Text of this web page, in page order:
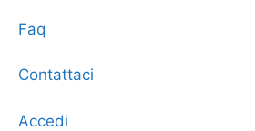
Faq
Contattaci
Accedi